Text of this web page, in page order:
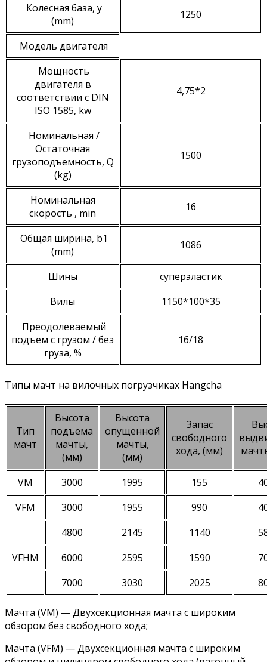
Колесная база, y
(mm)
1250
Модель двигателя
Мощность
двигателя в
соответствии с DIN
ISO 1585, kw
4,75*2
Номинальная /
Остаточная
грузоподъемность, Q
(kg)
1500
Номинальная
скорость , min
16
Общая ширина, b1
(mm)
1086
Шины
суперэластик
Вилы
1150*100*35
Преодолеваемый
подъем с грузом / без
груза, %
16/18
Типы мачт на вилочных погрузчиках Hangcha
Тип
мачт
Высота
подъема
мачты,
(мм)
Высота
опущенной
мачты,
(мм)
Запас
свободного
хода, (мм)
VM 3000 1995 155
VFM
3000 1955 990
VFHM
4800 2145 1140
6000
2595 1590
7000
3030 2025
Мачта (VM) — Двухсекционная мачта с широким
обзором без свободного хода;
Мачта (VFM) — Двухсекционная мачта с широким